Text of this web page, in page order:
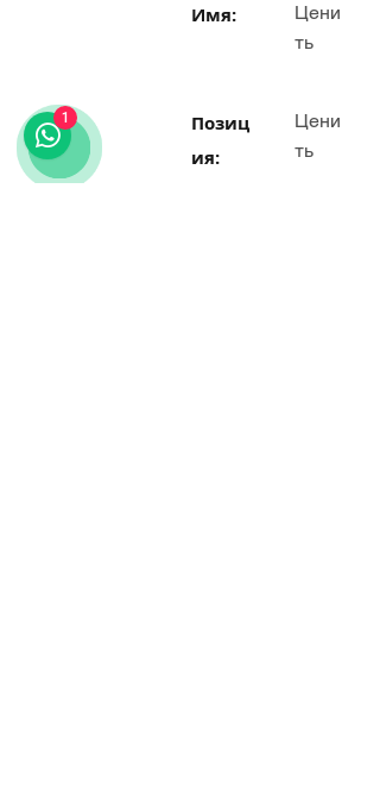
Имя:
Цени
ть
Позиц
ия:
Цени
ть
1